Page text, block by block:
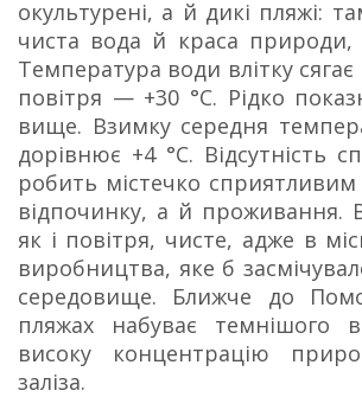
окультурені, а й дикі пляжі:
чиста вода й краса
Температура води влітку сягає
повітря — +30 °C. Рідко
вище. Взимку середня
дорівнює +4 °C. Відсутність
робить містечко сприятливим
відпочинку, а й проживання.
як і повітря, чисте, адже в
виробництва, яке б
середовище. Ближче до
пляжах набуває темнішого
високу концентрацію
заліза.